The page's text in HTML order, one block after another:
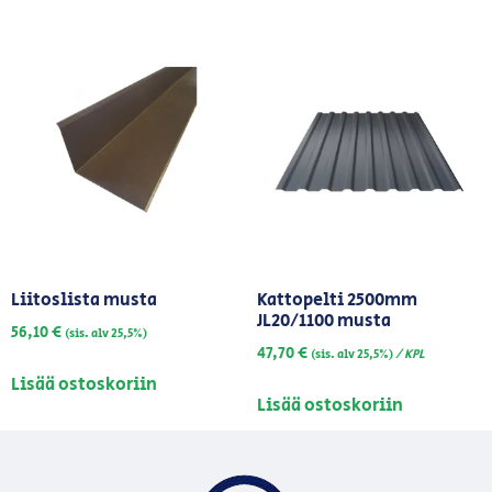
Liitoslista musta
56,10€(sis. alv 25,5%)
Lisää ostoskoriin
Kattopelti 2500mm
JL20/1100 musta
47,70€(sis. alv 25,5%)/ KPL
Lisää ostoskoriin